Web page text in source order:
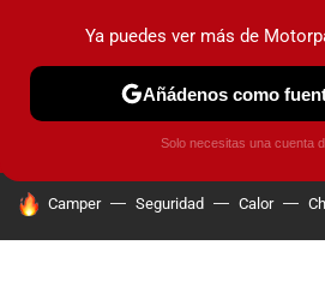
PRUEBAS COCHES ELÉCTRICOS
HOY SE HABLA DE
Camper Seguridad Calor
Ya puedes ver más de
Añádenos como
Solo necesitas una cuenta